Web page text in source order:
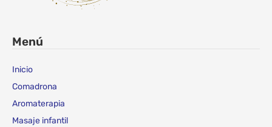
Menú
Inicio
Comadrona
Aromaterapia
Masaje infantil